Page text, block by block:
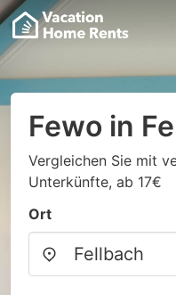
Fewo in
Vergleichen Sie mit
Unterkünfte, ab 17€
Ort